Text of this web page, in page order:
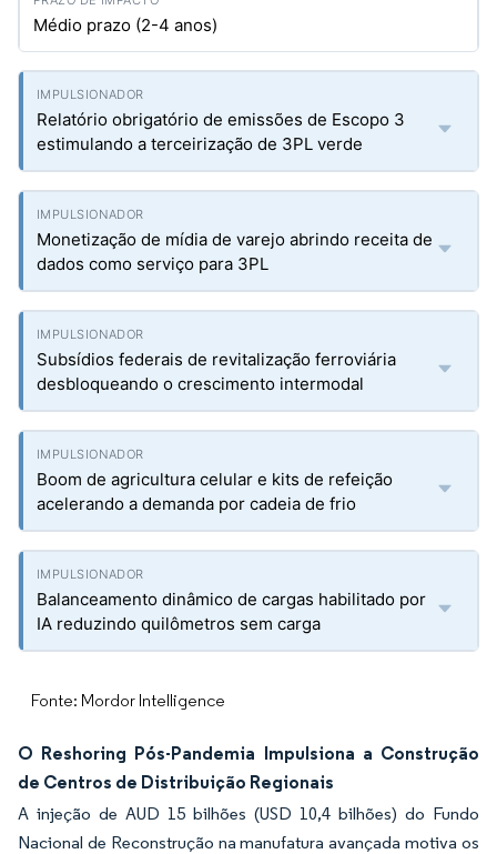
Médio prazo (2-4 anos)
Relatório obrigatório de emissões de Escopo 3
estimulando a terceirização de 3PL verde
Monetização de mídia de varejo abrindo receita de
dados como serviço para 3PL
Subsídios federais de revitalização ferroviária
desbloqueando o crescimento intermodal
Boom de agricultura celular e kits de refeição
acelerando a demanda por cadeia de frio
Balanceamento dinâmico de cargas habilitado por
IA reduzindo quilômetros sem carga
Fonte: Mordor Intelligence
O Reshoring Pós-Pandemia Impulsiona a Construção
de Centros de Distribuição Regionais
A injeção de AUD 15 bilhões (USD 10,4 bilhões) do Fundo
Nacional de Reconstrução na manufatura avançada motiva os